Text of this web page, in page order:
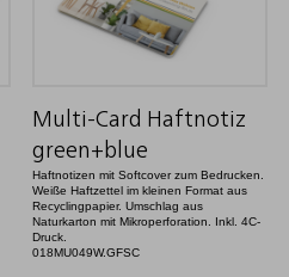
Multi-Card Haftnotiz
green+blue
Haftnotizen mit Softcover zum Bedrucken.
Weiße Haftzettel im kleinen Format aus
Recyclingpapier. Umschlag aus
Naturkarton mit Mikroperforation. Inkl. 4C-
Druck.
018MU049W.GFSC